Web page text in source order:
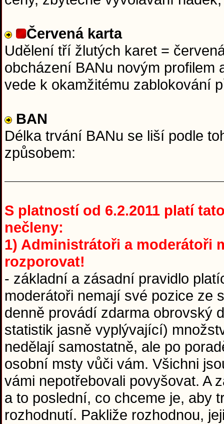
Červená karta
Udělení tří žlutých karet =
obcházení BANu novým
vede k okamžitému zablokování
BAN
Délka trvání BANu se liší podle
způsobem:
S platností od 6.2.2011 platí
nečleny:
1) Administrátoři a moderátoři
rozporovat!
- základní a zásadní pravidlo
moderátoři nemají své pozice ze
denně provádí zdarma obrovský
statistik jasně vyplývající)
nedělají samostatně, ale po
osobní msty vůči vám. Všichni
vámi nepotřebovali povyšovat. A
a to poslední, co chceme je, aby
rozhodnutí. Pakliže rozhodnou,